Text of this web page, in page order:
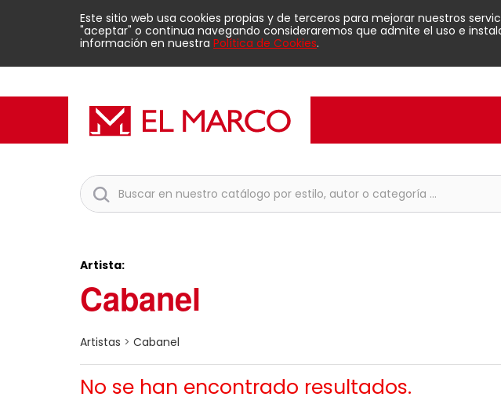
Este sitio web usa cookies propias y de terceros para mejorar nuestros
"aceptar" o continua navegando consideraremos que admite el uso e
información en nuestra Política de Cookies.
Artista:
Cabanel
Artistas > Cabanel
No se han encontrado resultados.